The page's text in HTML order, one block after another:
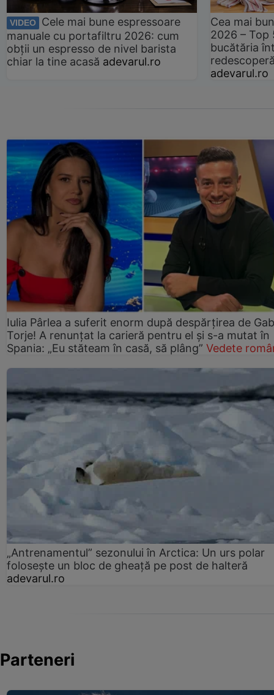
VIDEO
Cele mai bune espressoare
manuale cu portafiltru 2026: cum
obții un espresso de nivel barista
chiar la tine acasă adevarul.ro
Cea mai
2026 –
bucătăria
adevarul.ro
Iulia Pârlea a suferit enorm după despărțirea de
Torje! A renunțat la carieră pentru el și s-a mutat în
Spania: „Eu stăteam în casă, să plâng” Vedete
„Antrenamentul” sezonului în Arctica: Un urs polar
folosește un bloc de gheață pe post de halteră
adevarul.ro
Parteneri